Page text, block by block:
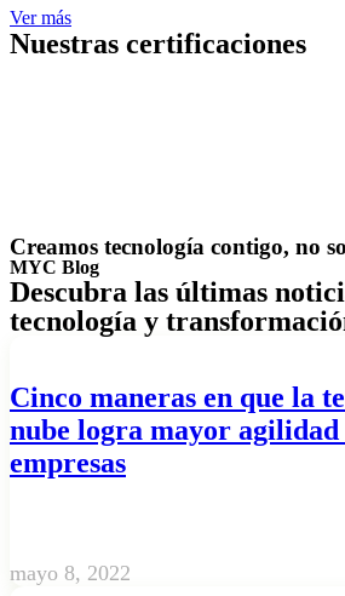
Ver más
Nuestras certificaciones
Creamos tecnología contigo, no
MYC Blog
Descubra las últimas
tecnología y
Cinco maneras en que la
nube logra mayor agilidad
empresas
mayo 8, 2022